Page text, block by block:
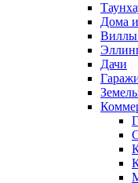
Дома
Виллы
Дачи